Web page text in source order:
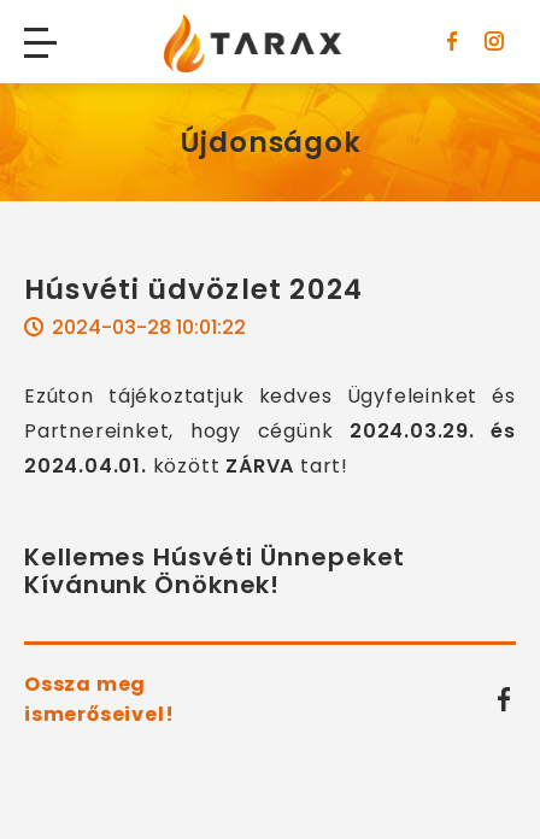
Tarax
Újdonságok
Húsvéti üdvözlet 2024
2024-03-28 10:01:22
Ezúton tájékoztatjuk kedves Ügyfeleinket és
Partnereinket, hogy cégünk 2024.03.29. és
2024.04.01. között ZÁRVA tart!
Kellemes Húsvéti Ünnepeket
Kívánunk Önöknek!
Ossza meg
ismerőseivel!